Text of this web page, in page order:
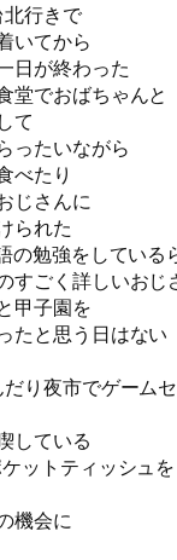
行きで
いてから
日が終わった
堂でおばちゃんと
て
ったいながら
べたり
じさんに
られた
の勉強をしている
すごく詳しいおじ
甲子園を
たと思う日はない
り夜市でゲーム
している
ットティッシュ
機会に